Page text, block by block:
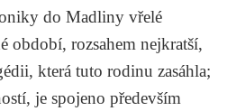
do Madliny vřelé
období, rozsahem nejkratší,
která tuto rodinu zasáhla;
je spojeno především